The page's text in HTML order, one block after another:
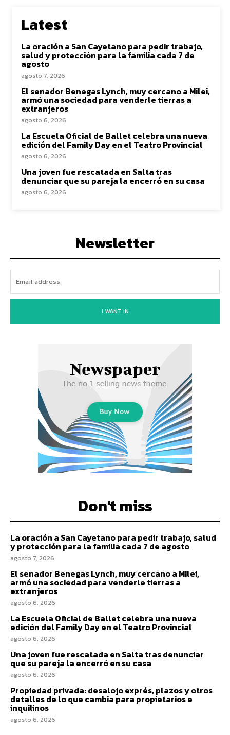
Latest
La oración a San Cayetano para pedir trabajo,
salud y protección para la familia cada 7 de
agosto
agosto 7, 2026
El senador Benegas Lynch, muy cercano a Milei,
armó una sociedad para venderle tierras a
extranjeros
agosto 6, 2026
La Escuela Oficial de Ballet celebra una nueva
edición del Family Day en el Teatro Provincial
agosto 6, 2026
Una joven fue rescatada en Salta tras
denunciar que su pareja la encerró en su casa
agosto 6, 2026
Newsletter
I WANT IN
Don't miss
La oración a San Cayetano para pedir trabajo, salud
y protección para la familia cada 7 de agosto
agosto 7, 2026
El senador Benegas Lynch, muy cercano a Milei,
armó una sociedad para venderle tierras a
extranjeros
agosto 6, 2026
La Escuela Oficial de Ballet celebra una nueva
edición del Family Day en el Teatro Provincial
agosto 6, 2026
Una joven fue rescatada en Salta tras denunciar
que su pareja la encerró en su casa
agosto 6, 2026
Propiedad privada: desalojo exprés, plazos y otros
detalles de lo que cambia para propietarios e
inquilinos
agosto 6, 2026